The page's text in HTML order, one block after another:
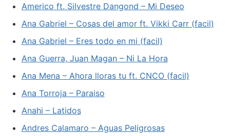
Americo ft. Silvestre Dangond – Mi Deseo
Ana Gabriel – Cosas del amor ft. Vikki Carr (facil)
Ana Gabriel – Eres todo en mi (facil)
Ana Guerra, Juan Magan – Ni La Hora
Ana Mena – Ahora lloras tu ft. CNCO (facil)
Ana Torroja – Paraiso
Anahi – Latidos
Andres Calamaro – Aguas Peligrosas